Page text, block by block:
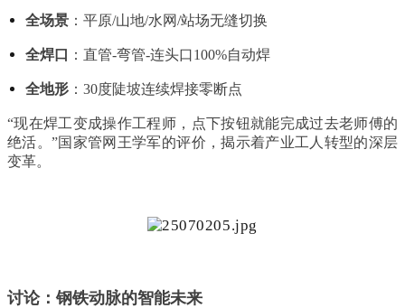
全场景 ：平原/山地/水网/站场无缝切换
全焊口 ：直管-弯管-连头口100%自动焊
全地形 ：30度陡坡连续焊接零断点
“现在焊工变成操作工程师，点下按钮就能完成过去老师傅的
绝活。”国家管网王学军的评价，揭示着产业工人转型的深层
变革。
讨论：钢铁动脉的智能未来